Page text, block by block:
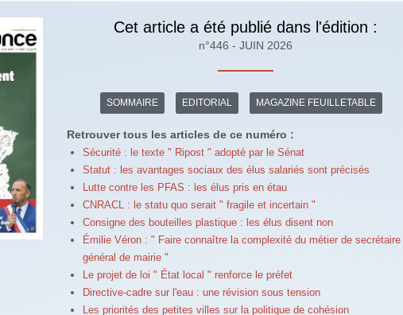
Cet article a été publié dans l'édition :
n°446 - JUIN 2026
SOMMAIRE EDITORIAL MAGAZINE FEUILLETABLE
Retrouver tous les articles de ce numéro :
Sécurité : le texte " Ripost " adopté par le Sénat
Statut : les avantages sociaux des élus salariés sont précisés
Lutte contre les PFAS : les élus pris en étau
CNRACL : le statu quo serait " fragile et incertain "
Consigne des bouteilles plastique : les élus disent non
Émilie Véron : " Faire connaître la complexité du métier de secrétaire
général de mairie "
Le projet de loi " État local " renforce le préfet
Directive-cadre sur l'eau : une révision sous tension
Les priorités des petites villes sur la politique de cohésion